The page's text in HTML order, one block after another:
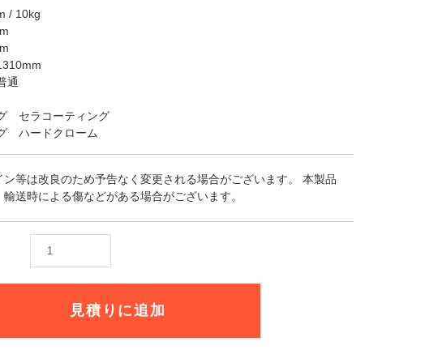
/ 10kg
通
セラコーティング
ハードクローム
等は改良のため予告なく変更される場合がございます。 本製品
送時による傷などがある場合がございます。